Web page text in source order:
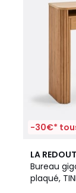
-30€*
LA
Bureau
plaqué,